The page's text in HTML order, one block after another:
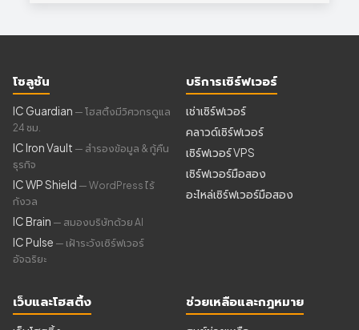
โซลูชัน
IC Guardian — โฮสติ้งมีวิศวกรดูแล
24 ชม.
IC Iron Vault — สำรองข้อมูล & กู้คืน
ธุรกิจ
IC WP Shield — WordPress ไร้
กังวล
IC Brain — สมองบริษัทด้วย AI
IC Pulse — เฝ้าระวังเซิร์ฟเวอร์
อัจฉริยะ
บริการเซิร์ฟเวอร์
เช่าเซิร์ฟเวอร์
คลาวด์เซิร์ฟเวอร์
เซิร์ฟเวอร์ VPS
เซิร์ฟเวอร์มือสอง
อะไหล่เซิร์ฟเวอร์มือสอง
เว็บและโฮสติ้ง ช่วยเหลือและกฎหมาย